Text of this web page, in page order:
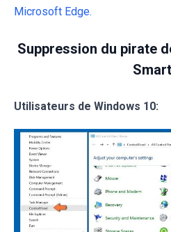
Microsoft Edge.
Suppression du pirate
Utilisateurs de Windows 10: